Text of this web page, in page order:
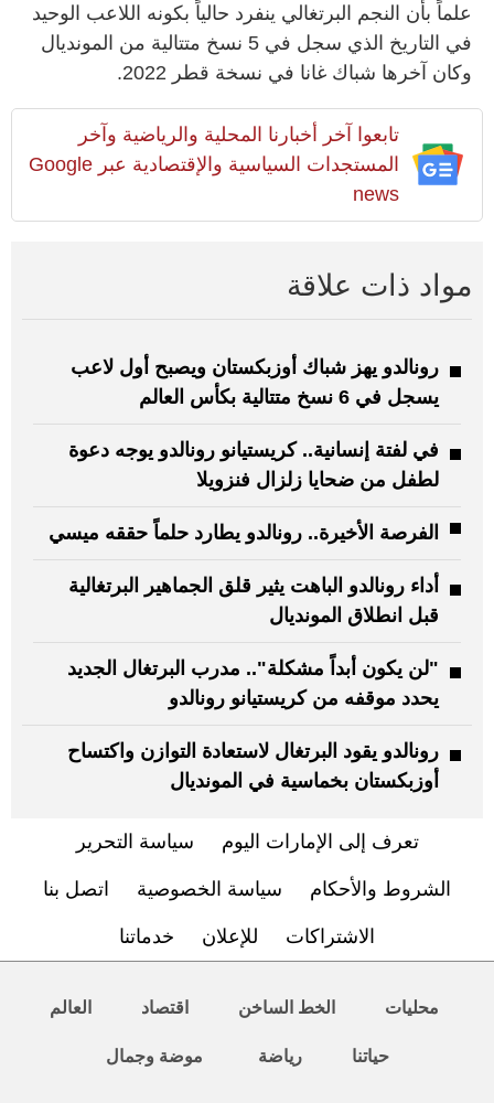
علماً بأن النجم البرتغالي ينفرد حالياً بكونه اللاعب الوحيد
في التاريخ الذي سجل في 5 نسخ متتالية من المونديال
وكان آخرها شباك غانا في نسخة قطر 2022.
تابعوا آخر أخبارنا المحلية والرياضية وآخر
المستجدات السياسية والإقتصادية عبر Google
news
مواد ذات علاقة
رونالدو يهز شباك أوزبكستان ويصبح أول لاعب
يسجل في 6 نسخ متتالية بكأس العالم
في لفتة إنسانية.. كريستيانو رونالدو يوجه دعوة
لطفل من ضحايا زلزال فنزويلا
الفرصة الأخيرة.. رونالدو يطارد حلماً حققه ميسي
أداء رونالدو الباهت يثير قلق الجماهير البرتغالية
قبل انطلاق المونديال
"لن يكون أبداً مشكلة".. مدرب البرتغال الجديد
يحدد موقفه من كريستيانو رونالدو
رونالدو يقود البرتغال لاستعادة التوازن واكتساح
أوزبكستان بخماسية في المونديال
تعرف إلى الإمارات اليوم سياسة التحرير
الشروط والأحكام سياسة الخصوصية اتصل بنا
الاشتراكات للإعلان خدماتنا
محليات الخط الساخن اقتصاد العالم
حياتنا رياضة موضة وجمال